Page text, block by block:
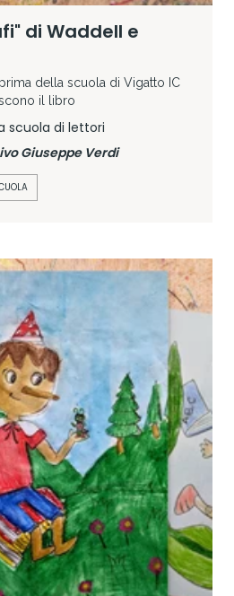
di Waddell e
della scuola di Vigatto IC
il libro
scuola di lettori
Giuseppe Verdi